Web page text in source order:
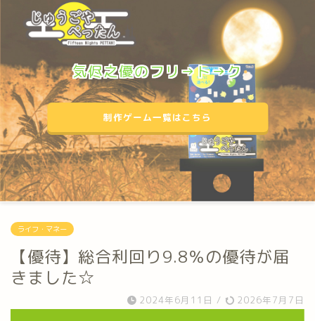
気侭之優のフリ→ト→ク
制作ゲーム一覧はこちら
ライフ・マネー
【優待】総合利回り9.8％の優待が届
きました☆
2024年6月11日 / 2026年7月7日